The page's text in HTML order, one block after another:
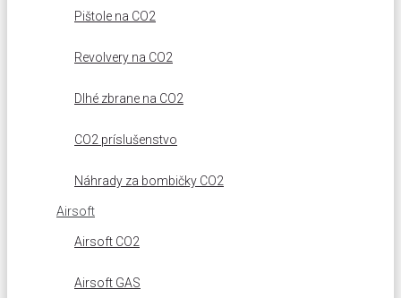
Pištole na CO2
Revolvery na CO2
Dlhé zbrane na CO2
CO2 príslušenstvo
Náhrady za bombičky CO2
Airsoft
Airsoft CO2
Airsoft GAS